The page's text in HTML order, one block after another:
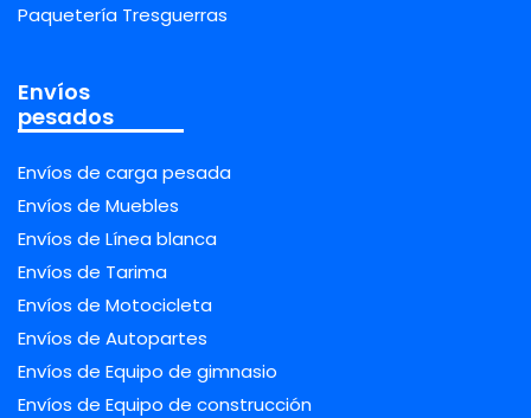
Paquetería Tresguerras
Envíos
pesados
Envíos de carga pesada
Envíos de Muebles
Envíos de Línea blanca
Envíos de Tarima
Envíos de Motocicleta
Envíos de Autopartes
Envíos de Equipo de gimnasio
Envíos de Equipo de construcción